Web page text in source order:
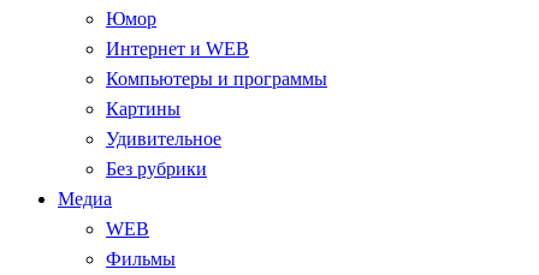
Юмор
Интернет и WEB
Компьютеры и программы
Картины
Удивительное
Без рубрики
Медиа
WEB
Фильмы